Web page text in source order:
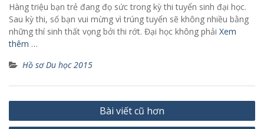
Hàng triệu bạn trẻ đang đọ sức trong kỳ thi tuyển sinh đại học.
Sau kỳ thi, số bạn vui mừng vì trúng tuyển sẽ không nhiều bằng
những thí sinh thất vọng bởi thi rớt. Đại học không phải Xem
thêm …
Hồ sơ Du học 2015
Điều
hướng
Bài viết cũ hơn